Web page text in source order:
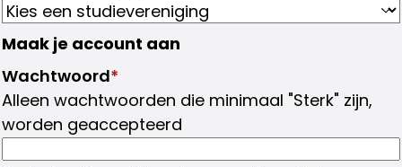
Maak je account aan
Wachtwoord*
Alleen wachtwoorden die minimaal "Sterk" zijn,
worden geaccepteerd